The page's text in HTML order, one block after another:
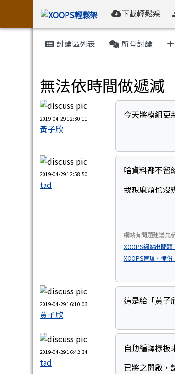
XOOPS輕鬆架
導覽列 下載輕鬆架
主內容區域
討論區列表 所有討論
無法依時間做遞減
2019-04-29 12:30:11
黃子欣
今天將模組更
2019-04-29 12:58:50
tad
啥資料都不留
我想麻煩也沒
網站有問題建議先
XOOPS網站出問題
XOOPS管理、備份
2019-04-29 16:10:03
黃子欣
這是給「黃子
2019-04-29 16:42:34
tad
自動編譯樣板
已將之開啟，
頁尾區域